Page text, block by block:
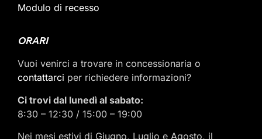
Modulo di recesso
ORARI
Vuoi venirci a trovare in concessionaria o
contattarci per richiedere informazioni?
Ci trovi dal lunedì al sabato:
8:30 – 12:30 / 15:00 – 19:00
Nei mesi estivi di Giugno, Luglio e Agosto, il